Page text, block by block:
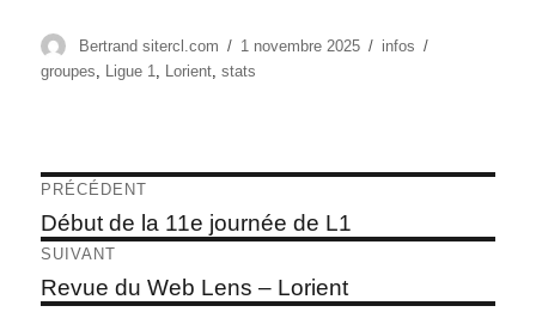
Auteur
Bertrand sitercl.com
Publié
le
1 novembre 2025 Catégories
infos
groupes, Ligue 1, Lorient,stats
Navigation
de
l’article
PRÉCÉDENT
Article
précédent :
Début de la 11e journée de L1
SUIVANT
Article
suivant :
Revue du Web Lens – Lorient